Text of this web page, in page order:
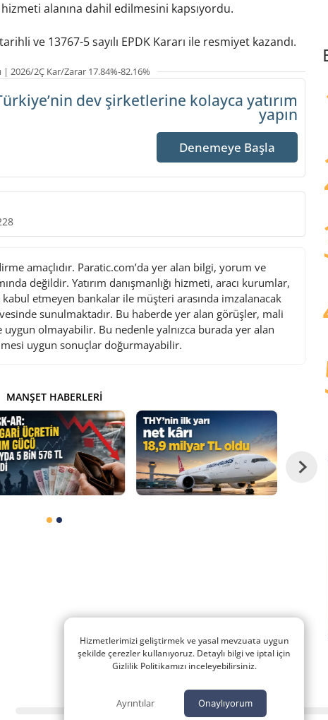
alanına dahil edilmesini kapsıyordu.
ve 13767-5 sayılı EPDK Kararı ile resmiyet kazandı.
2026/2Ç Kar/Zarar 17.84%-82.16%
dev şirketlerine kolayca yatırım
yapın
Denemeye Başla
amaçlıdır. Paratic.com’da yer alan bilgi, yorum ve
değildir. Yatırım danışmanlığı hizmeti, aracı kurumlar,
etmeyen bankalar ile müşteri arasında imzalanacak
sunulmaktadır. Bu haberde yer alan görüşler, mali
olmayabilir. Bu nedenle yalnızca burada yer alan
uygun sonuçlar doğurmayabilir.
MANŞET HABERLERI
Hizmetlerimizi geliştirmek ve yasal mevzuata uygun
şekilde çerezler kullanıyoruz. Detaylı bilgi ve iptal için
Gizlilik Politikamızı inceleyebilirsiniz.
Ayrıntılar Onaylıyorum